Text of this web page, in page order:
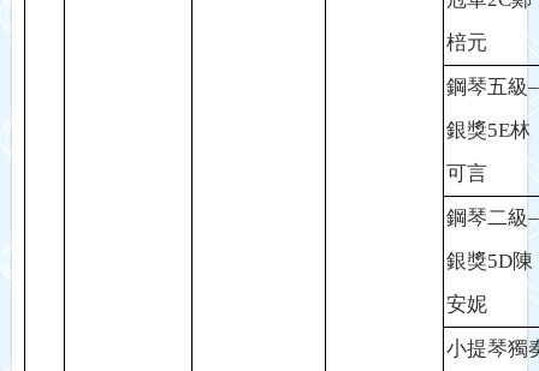
棓元
鋼琴五級–
銀獎5E林
可言
鋼琴二級–
銀獎5D陳
安妮
小提琴獨